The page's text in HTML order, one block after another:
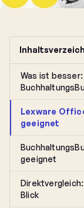
Was ist
Lexware
geeignet
geeignet
Blick